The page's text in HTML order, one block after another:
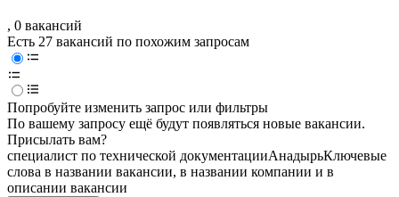
, 0 вакансий
Есть 27 вакансий по похожим запросам
Попробуйте изменить запрос или фильтры
По вашему запросу ещё будут появляться новые вакансии.
Присылать вам?
специалист по технической документацииАнадырьКлючевые
слова в названии вакансии, в названии компании и в
описании вакансии